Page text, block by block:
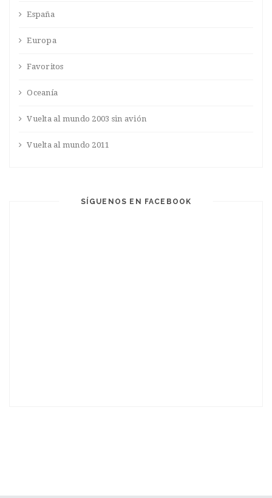
España
Europa
Favoritos
Oceanía
Vuelta al mundo 2003 sin avión
Vuelta al mundo 2011
SÍGUENOS EN FACEBOOK